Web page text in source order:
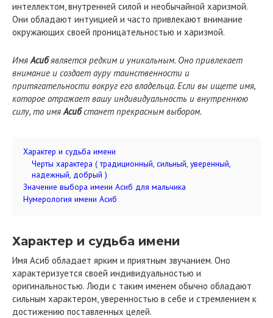
интеллектом, внутренней силой и необычайной харизмой.
Они обладают интуицией и часто привлекают внимание
окружающих своей проницательностью и харизмой.
ИмяАсибявляется редким и уникальным. Оно привлекает
внимание и создает ауру таинственности и
притягательности вокруг его владельца. Если вы ищете имя,
которое отражает вашу индивидуальность и внутреннюю
силу, то имяАсибстанет прекрасным выбором.
Характер и судьба имени
Черты характера ( традиционный, сильный, уверенный,
надежный, добрый )
Значение выбора имени Асиб для мальчика
Нумерология имени Асиб
Характер и судьба имени
Имя Асиб обладает ярким и приятным звучанием. Оно
характеризуется своей индивидуальностью и
оригинальностью. Люди с таким именем обычно обладают
сильным характером, уверенностью в себе и стремлением к
достижению поставленных целей.